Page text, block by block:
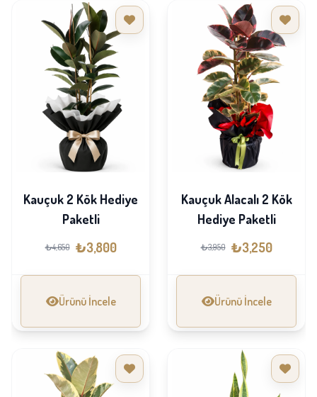
Kauçuk 2 Kök Hediye
Paketli
₺4,650 ₺3,800
Ürünü İncele
Kauçuk Alacalı 2 Kök
Hediye Paketli
₺3,950 ₺3,250
Ürünü İncele